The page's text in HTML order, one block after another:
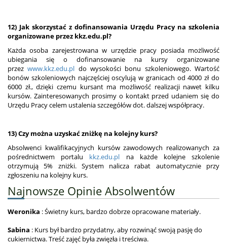
12) Jak skorzystać z dofinansowania Urzędu Pracy na szkolenia
organizowane przez kkz.edu.pl?
Każda osoba zarejestrowana w urzędzie pracy posiada możliwość
ubiegania się o dofinansowanie na kursy organizowane
przezwww.kkz.edu.pl do wysokości bonu szkoleniowego. Wartość
bonów szkoleniowych najczęściej oscylują w granicach od 4000 zł do
6000 zł., dzięki czemu kursant ma możliwość realizacji nawet kilku
kursów. Zainteresowanych prosimy o kontakt przed udaniem się do
Urzędu Pracy celem ustalenia szczegółów dot. dalszej współpracy.
13) Czy można uzyskać zniżkę na kolejny kurs?
Absolwenci kwalifikacyjnych kursów zawodowych realizowanych za
pośrednictwem portalu kkz.edu.pl na każde kolejne szkolenie
otrzymują 5% zniżki. System nalicza rabat automatycznie przy
zgłoszeniu na kolejny kurs.
Najnowsze Opinie Absolwentów
Weronika : Świetny kurs, bardzo dobrze opracowane materiały.
Sabina : Kurs był bardzo przydatny, aby rozwinąć swoją pasję do
cukiernictwa. Treść zajęć była zwięzła i treściwa.